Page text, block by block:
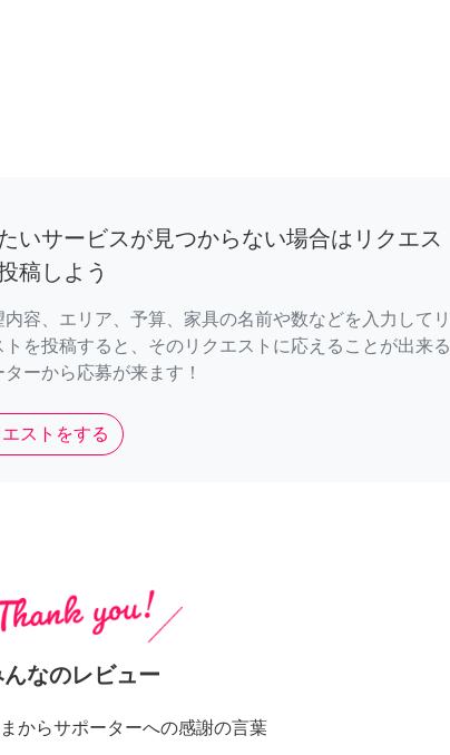
いサービスが見つからない場合はリクエス
稿しよう
内容、エリア、予算、家具の名前や数などを入力してリ
トを投稿すると、そのリクエストに応えることが出来る
ターから応募が来ます！
エストをする
んなのレビュー
からサポーターへの感謝の言葉